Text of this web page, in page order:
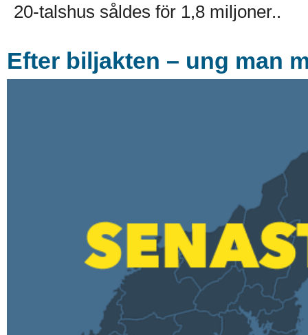
20-talshus såldes för 1,8 miljoner..
Efter biljakten – ung man